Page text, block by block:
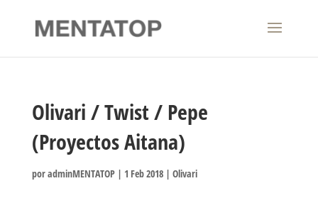
Olivari / Twist / Pepe
(Proyectos Aitana)
poradminMENTATOP| 1 Feb 2018| Olivari